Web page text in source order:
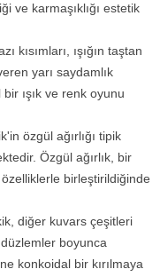
ve karmaşıklığı estetik
kısımları, ışığın taştan
yarı saydamlık
ışık ve renk oyunu
özgül ağırlığı tipik
Özgül ağırlık, bir
birleştirildiğinde
diğer kuvars çeşitleri
boyunca
konkoidal bir kırılmaya